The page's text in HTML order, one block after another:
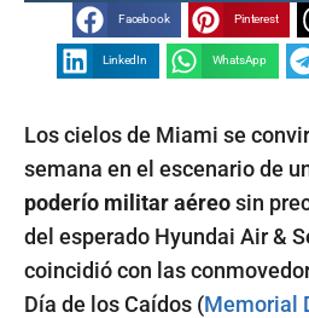
Facebook Pinterest
LinkedIn WhatsApp
Los cielos de Miami se
semana en el escenario de
poderío militar aéreosin
del esperado Hyundai Air &
coincidió con las
Día de los Caídos (Memorial